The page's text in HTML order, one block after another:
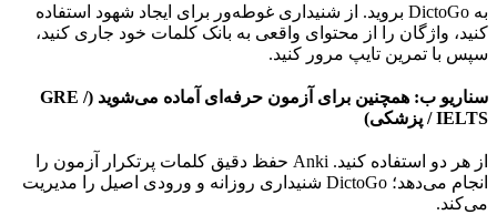
به DictoGo بروید. از شنیداری غوطه‌ور برای ایجاد شهود استفاده
کنید، واژگان را از محتوای واقعی به بانک کلمات خود جاری کنید،
سپس با تمرین تایپ مرور کنید.
سناریو ب: همچنین برای آزمون حرفه‌ای آماده می‌شوید (GRE /
IELTS / پزشکی)
از هر دو استفاده کنید. Anki حفظ دقیق کلمات پرتکرار آزمون را
انجام می‌دهد؛ DictoGo شنیداری روزانه و ورودی اصیل را مدیریت
می‌کند.